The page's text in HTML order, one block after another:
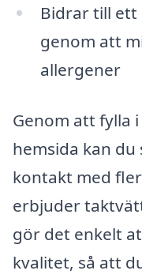
Bidrar till
genom att
allergener
Genom att fylla
hemsida kan
kontakt med
erbjuder
gör det enkelt
kvalitet, så att